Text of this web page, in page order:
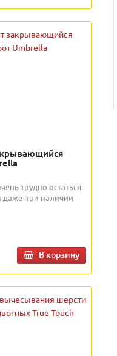
трудно остаться
даже при наличии
В корзину